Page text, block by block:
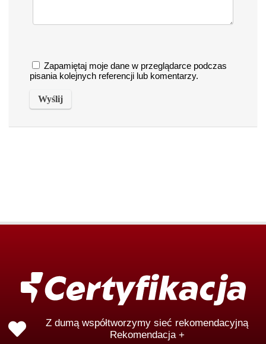
Zapamiętaj moje dane w przeglądarce podczas
pisania kolejnych referencji lub komentarzy.
Z dumą współtworzymy sieć rekomendacyjną
Rekomendacja +